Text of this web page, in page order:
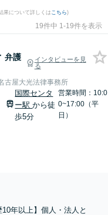
果について詳しくは こちら)
19件中 1-19件を表示
弁護
インタビューを見
る
古屋大光法律事務所
国際センタ
ー駅から徒
歩5分
営業時間：10:0
0~17:00（平
日）
年以上】個人・法人と